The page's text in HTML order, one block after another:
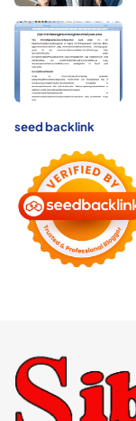
seed backlink